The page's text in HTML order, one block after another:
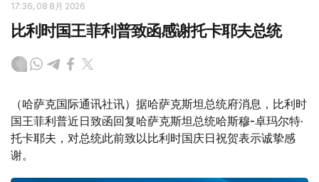
17:36, 08 8月 2026
比利时国王菲利普致函感谢托卡耶夫总统
（哈萨克国际通讯社讯）据哈萨克斯坦总统府消息，比利时
国王菲利普近日致函回复哈萨克斯坦总统哈斯穆-卓玛尔特·
托卡耶夫，对总统此前致以比利时国庆日祝贺表示诚挚感
谢。